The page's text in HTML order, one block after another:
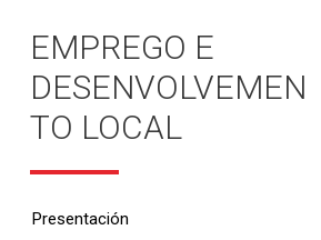
EMPREGO E
DESENVOLVEMEN
TO LOCAL
Presentación